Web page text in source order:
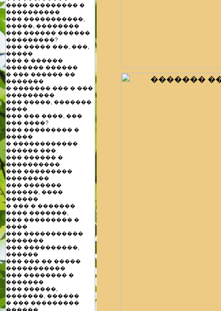
���� ��������� �
����������
��� �����������,
�����, ��������
��� ������ ������
���������?
��� ����� ���, ���,
�����
��� � ������
������� ������
� ��� ������ ��
�������
� ������� ��� � ���
���������
��� �����, �������
����
��� ��� ����, ���
��� ����?
��� ��������� �
�����
� ������������
������ ���
��� ������ �
����������
��� ���������
��������
��� �������
������, ����
������
� ��� � �������
���� �������,
��� ��������� �
����
��� �����������
�������
��� ����������,
������
��� ��� �� �����
�����������
��� �������� �
�������
��� ������,
�������, ������
� ��� ���������
������